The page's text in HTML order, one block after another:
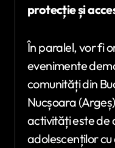
protecțieși
În paralel, vor fi
evenimente
comunități din
Nucșoara
activități este de
adolescenților